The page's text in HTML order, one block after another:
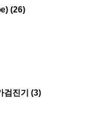
(26)
검진기 (3)